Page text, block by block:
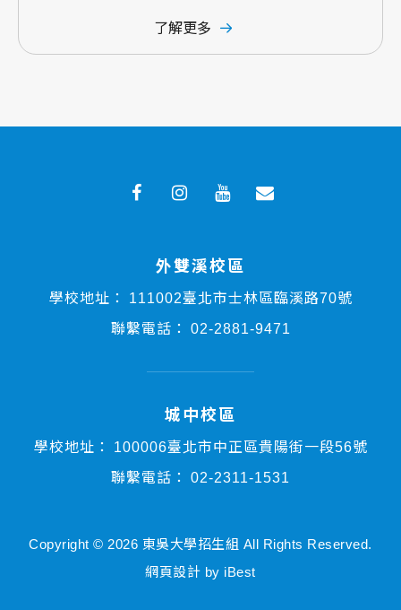
了解更多
外雙溪校區
學校地址：
111002臺北市士林區臨溪路70號
聯繫電話：
02-2881-9471
城中校區
學校地址：
100006臺北市中正區貴陽街一段56號
聯繫電話：
02-2311-1531
Copyright © 2026 東吳大學招生組 All Rights Reserved.
網頁設計 by iBest
的掌握。